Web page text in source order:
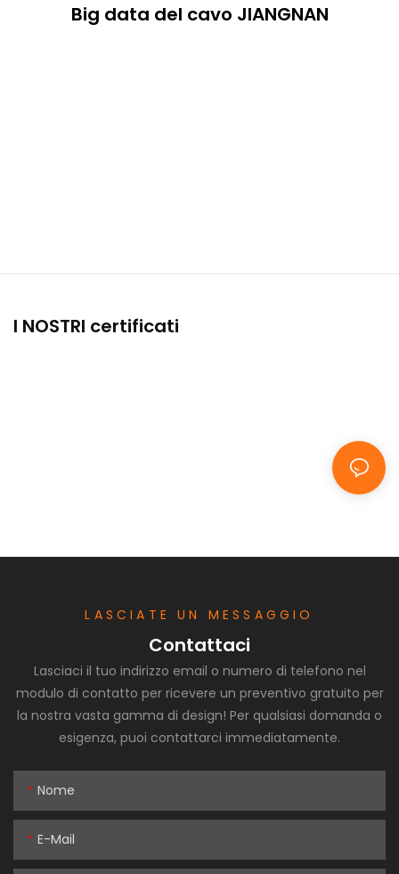
Big data del cavo JIANGNAN
I NOSTRI certificati
LASCIATE UN MESSAGGIO
Contattaci
Lasciaci il tuo indirizzo email o numero di telefono nel
modulo di contatto per ricevere un preventivo gratuito per
la nostra vasta gamma di design! Per qualsiasi domanda o
esigenza, puoi contattarci immediatamente.
Nome
E-Mail